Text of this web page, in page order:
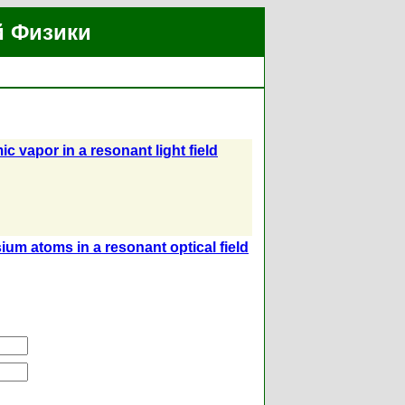
Физики
vapor in a resonant light field
atoms in a resonant optical field